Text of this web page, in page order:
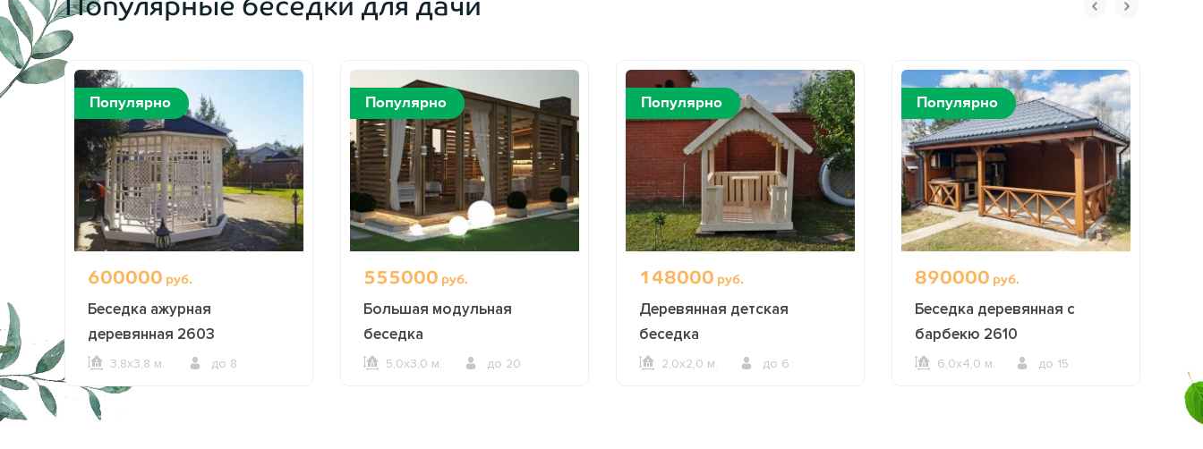
Популярно
600000 руб.
Беседка ажурная
деревянная 2603
3,8х3,8 м. до 8
Популярно
555000 руб.
Большая модульная
беседка
5,0х3,0 м. до 20
Популярно
148000 руб.
Деревянная детская
беседка
2,0х2,0 м. до 6
Популярно
890000 руб.
Беседка деревянная с
барбекю 2610
6,0х4,0 м. до 15